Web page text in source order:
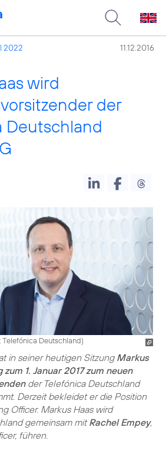
2022 11.12.2016
wird
der
Deutschland
Telefónica Deutschland)
in seiner heutigen Sitzung Markus
1. Januar 2017 zum neuen
der Telefónica Deutschland
Derzeit bekleidet er die Position
Officer. Markus Haas wird
gemeinsam mitRachel Empey,
führen.